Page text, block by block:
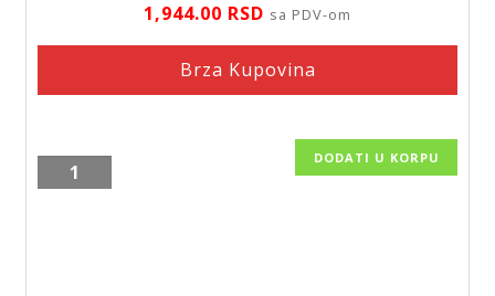
1,944.00 RSD sa PDV-om
Brza Kupovina
Kvadratna
tuš
DODATI U KORPU